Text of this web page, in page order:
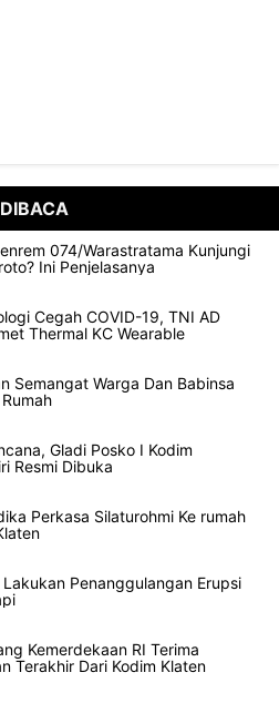
074/Warastratama Kunjungi
Ini Penjelasanya
Cegah COVID-19, TNI AD
Thermal KC Wearable
Semangat Warga Dan Babinsa
Gladi Posko I Kodim
Resmi Dibuka
Perkasa Silaturohmi Ke rumah
Lakukan Penanggulangan Erupsi
Kemerdekaan RI Terima
Terakhir Dari Kodim Klaten